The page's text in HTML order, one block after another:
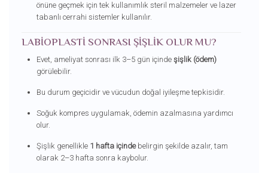
önüne geçmek için tek kullanımlık steril malzemeler ve lazer
tabanlı cerrahi sistemler kullanılır.
LABIOPLASTI SONRASI ŞIŞLIK OLUR MU?
Evet, ameliyat sonrası ilk 3–5 gün içinde şişlik (ödem)
görülebilir.
Bu durum geçicidir ve vücudun doğal iyileşme tepkisidir.
Soğuk kompres uygulamak, ödemin azalmasına yardımcı
olur.
Şişlik genellikle 1 hafta içindebelirgin şekilde azalır, tam
olarak 2–3 hafta sonra kaybolur.